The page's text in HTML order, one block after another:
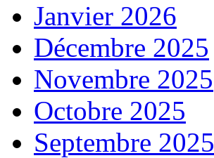
Janvier 2026
Décembre 2025
Novembre 2025
Octobre 2025
Septembre 2025